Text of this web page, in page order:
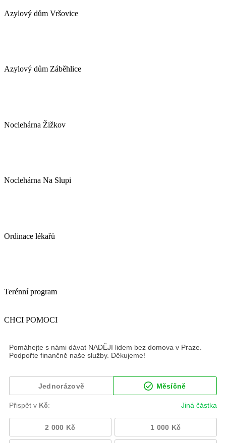
Azylový dům Vršovice
Azylový dům Záběhlice
Noclehárna Žižkov
Noclehárna Na Slupi
Ordinace lékařů
Terénní program
CHCI POMOCI